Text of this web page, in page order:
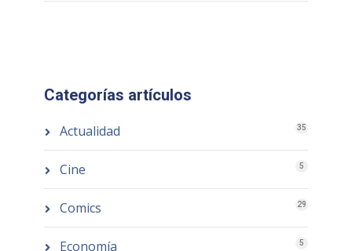
Categorías artículos
Actualidad 35
Cine 5
Comics 29
Economía 5